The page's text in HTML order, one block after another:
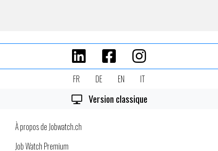
FR DE EN IT
Version classique
À propos de Jobwatch.ch
Job Watch Premium